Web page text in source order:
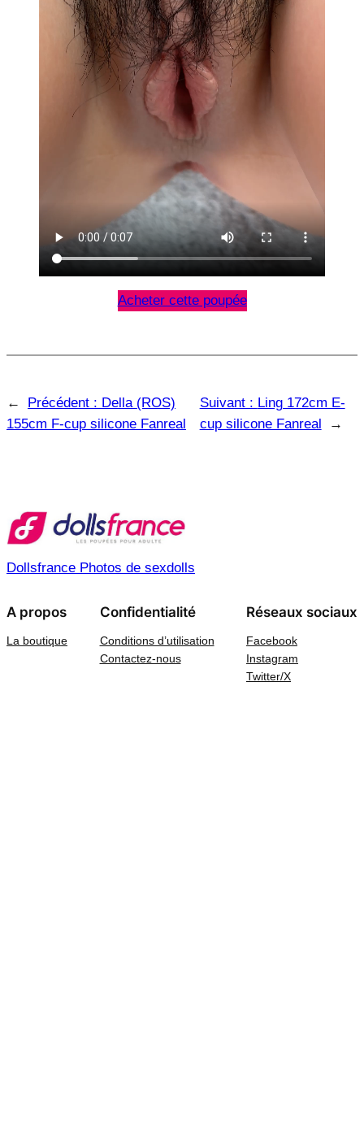
Acheter cette poupée
← Précédent : Della (ROS)
155cm F-cup silicone Fanreal
Suivant : Ling 172cm E-
cup silicone Fanreal
→
Dollsfrance Photos de sexdolls
A propos
La boutique
Confidentialité
Conditions d’utilisation
Contactez-nous
Réseaux sociaux
Facebook
Instagram
Twitter/X